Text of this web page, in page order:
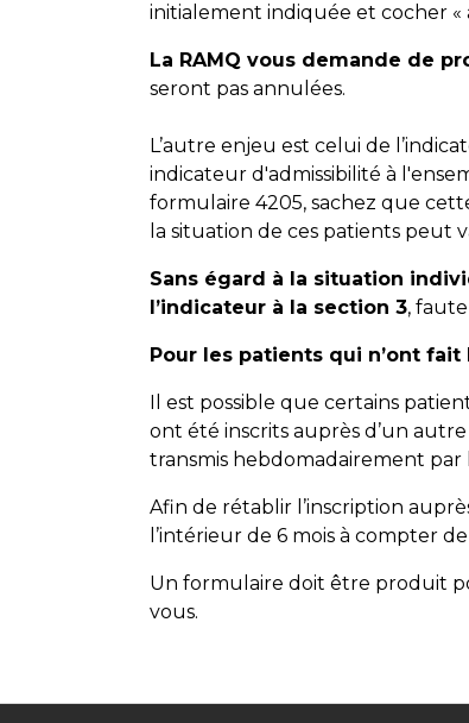
initialement indiquée et cocher «
La RAMQ vous demande de
seront pas annulées.
L’autre enjeu est celui de
indicateur d'admissibilité à
formulaire 4205, sachez que
la situation de ces patients peut
Sans égard à la situation
l’indicateur à la section 3,
Pour les patients qui n’ont
Il est possible que certains
ont été inscrits auprès d’un
transmis hebdomadairement par
Afin de rétablir l’inscription
l’intérieur de 6 mois à compter
Un formulaire doit être produit
vous.